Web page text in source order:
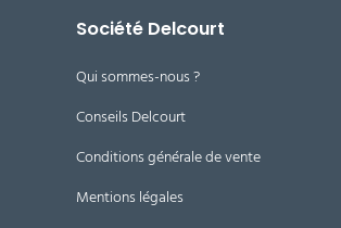
Société Delcourt
Qui sommes-nous ?
Conseils Delcourt
Conditions générale de vente
Mentions légales